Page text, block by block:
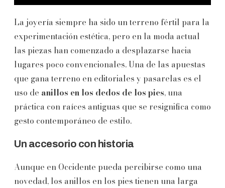
La joyería siempre ha sido un terreno fértil para la
experimentación estética, pero en la moda actual
las piezas han comenzado a desplazarse hacia
lugares poco convencionales. Una de las apuestas
que gana terreno en editoriales y pasarelas es el
uso de anillos en los dedos de los pies, una
práctica con raíces antiguas que se resignifica como
gesto contemporáneo de estilo.
Un accesorio con historia
Aunque en Occidente pueda percibirse como una
novedad, los anillos en los pies tienen una larga